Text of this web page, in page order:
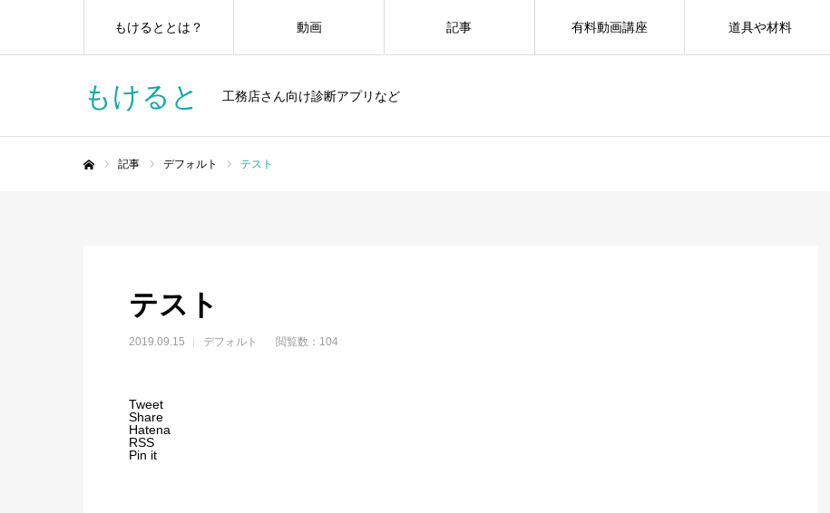
もけると 工務店さん向け診断アプリなど
もけるととは？ 動画 記事 有料動画講座 道具や材料
記事 デフォルト テスト
テスト
2019.09.15 デフォルト 閲覧数：104
Tweet
Share
Hatena
RSS
Pin it